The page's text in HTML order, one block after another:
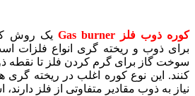
کوره ذوب فلز Gas burner
یک روش
برای ذوب و ریخته‌ گری انواع فلزات
سوخت گاز برای گرم‌ کردن فلز تا نقطه
کنند. این نوع کوره اغلب در ریخته‌ گری‌
نیاز به ذوب مقادیر متفاوتی از فلز